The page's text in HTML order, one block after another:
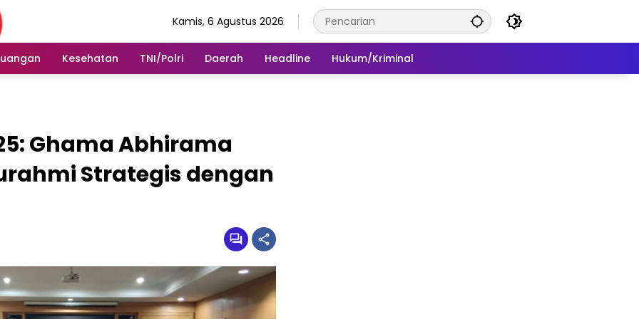
Kamis, 6 Agustus 2026
Kesehatan TNI/Polri Daerah Headline Hukum/Kriminal
Ghama Abhirama
Strategis dengan